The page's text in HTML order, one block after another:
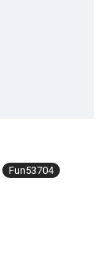
Fun53704